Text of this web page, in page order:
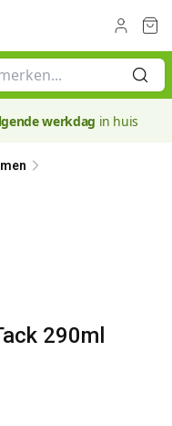
werkdag in huis
290ml